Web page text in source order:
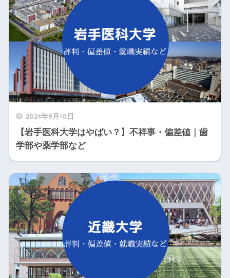
2024年9月10日
【岩手医科大学はやばい？】不祥事・偏差値｜歯
学部や薬学部など